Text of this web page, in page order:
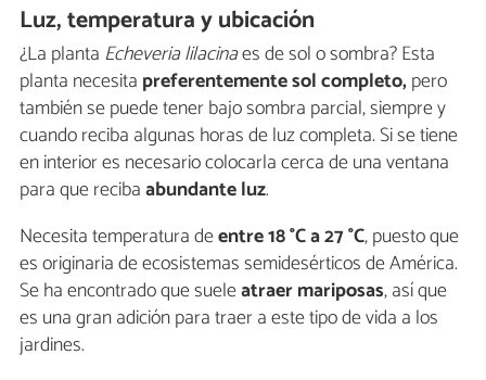
Luz, temperatura y ubicación
¿La planta Echeveria lilacinaes de sol o sombra? Esta
planta necesita preferentemente sol completo,pero
también se puede tener bajo sombra parcial, siempre y
cuando reciba algunas horas de luz completa. Si se tiene
en interior es necesario colocarla cerca de una ventana
para que recibaabundante luz.
Necesita temperatura deentre 18 °C a 27 °C, puesto que
es originaria de ecosistemas semidesérticos de América.
Se ha encontrado que sueleatraer mariposas, así que
es una gran adición para traer a este tipo de vida a los
jardines.